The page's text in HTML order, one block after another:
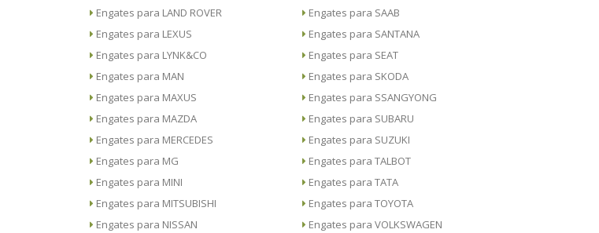
Engates para LAND ROVER
Engates para LEXUS
Engates para LYNK&CO
Engates para MAN
Engates para MAXUS
Engates para MAZDA
Engates para MERCEDES
Engates para MG
Engates para MINI
Engates para MITSUBISHI
Engates para NISSAN
Engates para SAAB
Engates para SANTANA
Engates para SEAT
Engates para SKODA
Engates para SSANGYONG
Engates para SUBARU
Engates para SUZUKI
Engates para TALBOT
Engates para TATA
Engates para TOYOTA
Engates para VOLKSWAGEN